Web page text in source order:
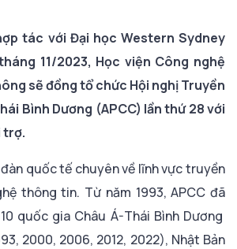
tác với Đại học Western Sydney
11/2023, Học viện Công nghệ
sẽ đồng tổ chức Hội nghị Truyền
Bình Dương (APCC) lần thứ 28 với
trợ.
quốc tế chuyên về lĩnh vực truyền
thông tin. Từ năm 1993, APCC đã
quốc gia Châu Á-Thái Bình Dương
2000, 2006, 2012, 2022), Nhật Bản